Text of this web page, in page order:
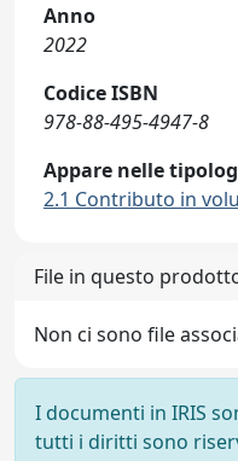
Anno
2022
Codice ISBN
978-88-495-4947-8
Appare nelle
2.1 Contributo in
File in questo
Non ci sono file
I documenti in IRIS
tutti i diritti sono